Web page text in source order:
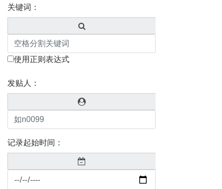
关键词：
使用正则表达式
发贴人：
记录起始时间：